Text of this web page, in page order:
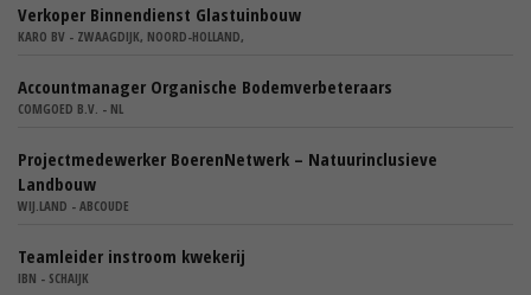
Verkoper Binnendienst Glastuinbouw
KARO BV - ZWAAGDIJK, NOORD-HOLLAND,
Accountmanager Organische Bodemverbeteraars
COMGOED B.V. - NL
Projectmedewerker BoerenNetwerk – Natuurinclusieve
Landbouw
WIJ.LAND - ABCOUDE
Teamleider instroom kwekerij
IBN - SCHAIJK